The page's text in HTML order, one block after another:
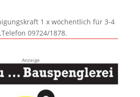
1 x wöchentlich für 3-4
09724/1878.
Anzeige